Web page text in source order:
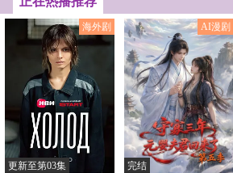
海外剧
更新至第03集
AI漫剧
完结